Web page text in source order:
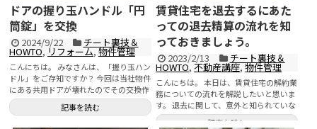
ドアの握り玉ハンドル「円
筒錠」を交換
2024/9/22 チート裏技＆
HOWTO, リフォーム,物件管理
こんにちは。 みなさんは、「握り玉ハン
ドル」をご存知ですか？ 今回は当社物件
にある共用ドアが壊れたのでその交換作
業の一部始終をお伝え...
記事を読む
賃貸住宅を退去するにあた
っての退去精算の流れを知
っておきましょう。
2023/2/13 チート裏技＆
HOWTO,不動産講座,物件管理
こんにちは。 本日は、賃貸住宅の解約業
務についての流れを解説したいと思いま
す。 退去に関して、意外と知られていな
いことも多く、入...
記事を読む